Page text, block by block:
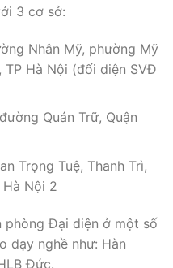
3 cơ sở:
Nhân Mỹ, phường Mỹ
TP Hà Nội (đối diện SVĐ
Quán Trữ, Quận
Trọng Tuệ, Thanh Trì,
Nội 2
phòng Đại diện ở một số
dạy nghề như: Hàn
Đức.